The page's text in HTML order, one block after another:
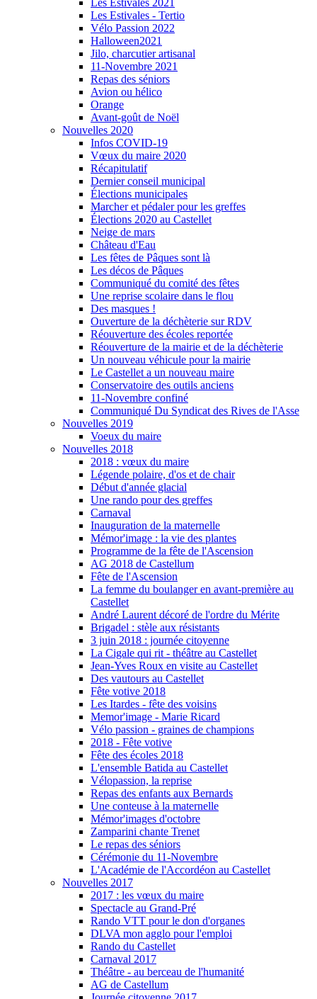
Les Estivales 2021
Les Estivales - Tertio
Vélo Passion 2022
Halloween2021
Jilo, charcutier artisanal
11-Novembre 2021
Repas des séniors
Avion ou hélico
Orange
Avant-goût de Noël
Nouvelles 2020
Infos COVID-19
Vœux du maire 2020
Récapitulatif
Dernier conseil municipal
Élections municipales
Marcher et pédaler pour les greffes
Élections 2020 au Castellet
Neige de mars
Château d'Eau
Les fêtes de Pâques sont là
Les décos de Pâques
Communiqué du comité des fêtes
Une reprise scolaire dans le flou
Des masques !
Ouverture de la déchèterie sur RDV
Réouverture des écoles reportée
Réouverture de la mairie et de la déchèterie
Un nouveau véhicule pour la mairie
Le Castellet a un nouveau maire
Conservatoire des outils anciens
11-Novembre confiné
Communiqué Du Syndicat des Rives de l'Asse
Nouvelles 2019
Voeux du maire
Nouvelles 2018
2018 : vœux du maire
Légende polaire, d'os et de chair
Début d'année glacial
Une rando pour des greffes
Carnaval
Inauguration de la maternelle
Mémor'image : la vie des plantes
Programme de la fête de l'Ascension
AG 2018 de Castellum
Fête de l'Ascension
La femme du boulanger en avant-première au
Castellet
André Laurent décoré de l'ordre du Mérite
Brigadel : stèle aux résistants
3 juin 2018 : journée citoyenne
La Cigale qui rit - théâtre au Castellet
Jean-Yves Roux en visite au Castellet
Des vautours au Castellet
Fête votive 2018
Les Itardes - fête des voisins
Memor'image - Marie Ricard
Vélo passion - graines de champions
2018 - Fête votive
Fête des écoles 2018
L'ensemble Batida au Castellet
Vélopassion, la reprise
Repas des enfants aux Bernards
Une conteuse à la maternelle
Mémor'images d'octobre
Zamparini chante Trenet
Le repas des séniors
Cérémonie du 11-Novembre
L'Académie de l'Accordéon au Castellet
Nouvelles 2017
2017 : les vœux du maire
Spectacle au Grand-Pré
Rando VTT pour le don d'organes
DLVA mon agglo pour l'emploi
Rando du Castellet
Carnaval 2017
Théâtre - au berceau de l'humanité
AG de Castellum